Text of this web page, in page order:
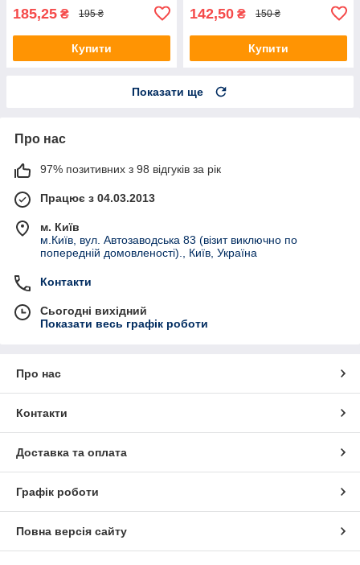
185,25 ₴ 195 ₴
Купити
142,50 ₴ 150 ₴
Купити
Показати ще
Про нас
97% позитивних з 98 відгуків за рік
Працює з 04.03.2013
м. Київ
м.Київ, вул. Автозаводська 83 (візит виключно по
попередній домовленості)., Київ, Україна
Контакти
Сьогодні вихідний
Показати весь графік роботи
Про нас
Контакти
Доставка та оплата
Графік роботи
Повна версія сайту